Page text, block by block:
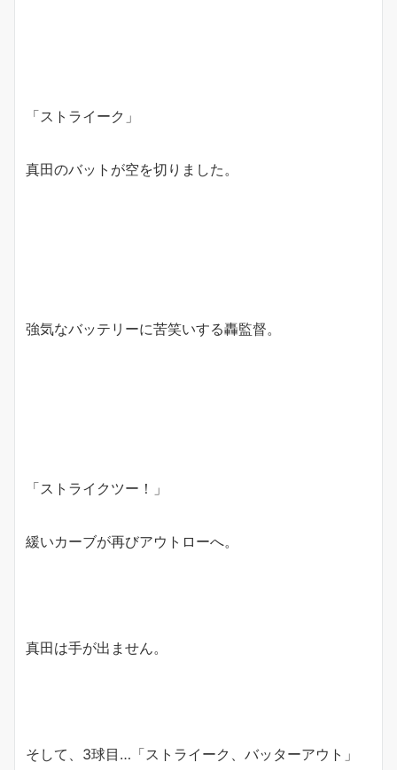
「ストライーク」
真田のバットが空を切りました。
強気なバッテリーに苦笑いする轟監督。
「ストライクツー！」
緩いカーブが再びアウトローへ。
真田は手が出ません。
そして、3球目…「ストライーク、バッターアウト」